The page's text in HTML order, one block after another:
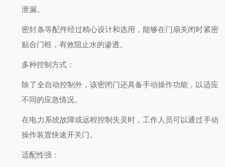
泄漏。
密封条等配件经过精心设计和选用，能够在门扇关闭时紧密
贴合门框，有效阻止水的渗透。
多种控制方式 ：
除了全自动控制外，该密闭门还具备手动操作功能，以适应
不同的应急情况。
在电力系统故障或远程控制失灵时，工作人员可以通过手动
操作装置快速开关门。
适配性强 ：